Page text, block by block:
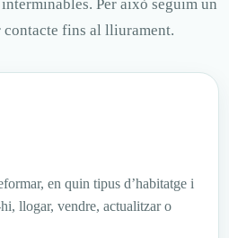
Per això seguim un
fins al lliurament.
en quin tipus d’habitatge i
llogar, vendre, actualitzar o